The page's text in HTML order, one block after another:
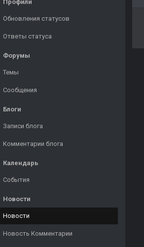
Профили
Обновления статусов
Ответы статуса
Форумы
Темы
Сообщения
Блоги
Записи блога
Комментарии блога
Календарь
События
Новости
Новости
Новость Комментарии